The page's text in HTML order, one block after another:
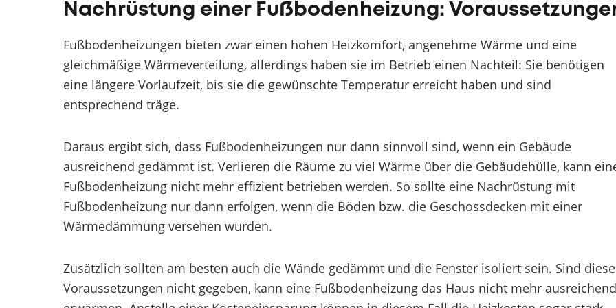
Nachrüstung einer Fußbodenheizung:
Fußbodenheizungen bieten zwar einen hohen Heizkomfort, angenehme Wärme und eine
gleichmäßige Wärmeverteilung, allerdings haben sie im Betrieb einen Nachteil: Sie benötigen
eine längere Vorlaufzeit, bis sie die gewünschte Temperatur erreicht haben und sind
entsprechend träge.
Daraus ergibt sich, dass Fußbodenheizungen nur dann sinnvoll sind, wenn ein Gebäude
ausreichend gedämmt ist. Verlieren die Räume zu viel Wärme über die Gebäudehülle, kann
Fußbodenheizung nicht mehr effizient betrieben werden. So sollte eine Nachrüstung mit
Fußbodenheizung nur dann erfolgen, wenn die Böden bzw. die Geschossdecken mit einer
Wärmedämmung versehen wurden.
Zusätzlich sollten am besten auch die Wände gedämmt und die Fenster isoliert sein. Sind diese
Voraussetzungen nicht gegeben, kann eine Fußbodenheizung das Haus nicht mehr ausreichend